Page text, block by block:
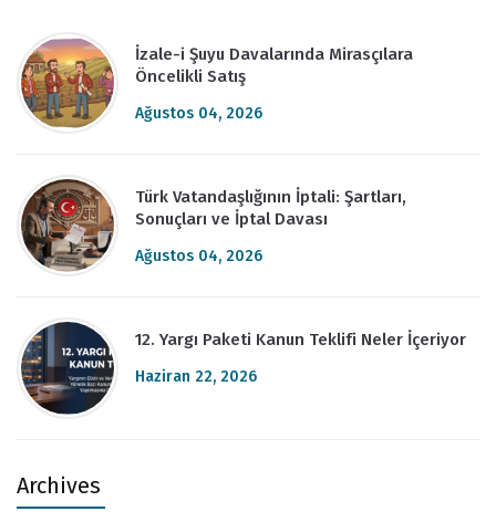
İzale-i Şuyu Davalarında Mirasçılara
Öncelikli Satış
Ağustos 04, 2026
Türk Vatandaşlığının İptali: Şartları,
Sonuçları ve İptal Davası
Ağustos 04, 2026
12. Yargı Paketi Kanun Teklifi Neler İçeriyor
Haziran 22, 2026
Archives